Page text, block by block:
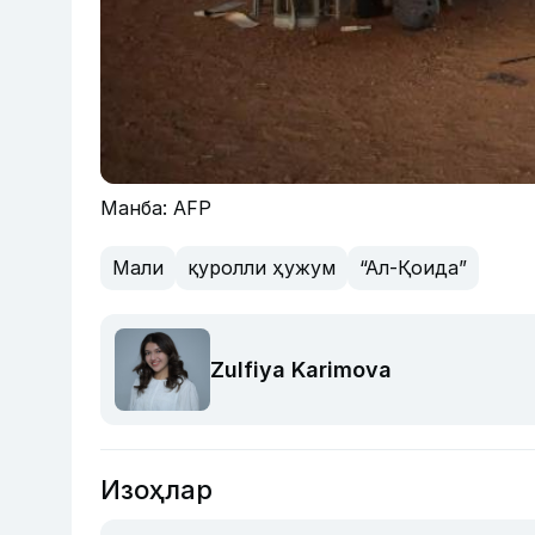
Манба: AFP
Мали қуролли ҳужум “Ал-Қоида”
Zulfiya Karimova
Изоҳлар